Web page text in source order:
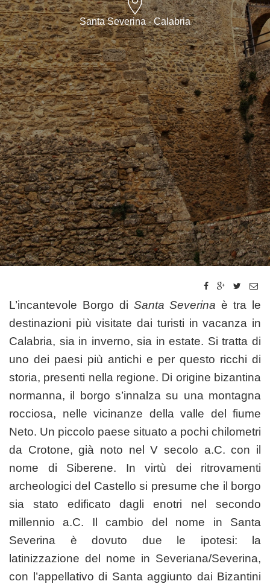
Santa Severina - Calabria
L’incantevole Borgo di Santa Severina è tra le
destinazioni più visitate dai turisti in vacanza in
Calabria, sia in inverno, sia in estate. Si tratta di
uno dei paesi più antichi e per questo ricchi di
storia, presenti nella regione. Di origine bizantina
normanna, il borgo s’innalza su una montagna
rocciosa, nelle vicinanze della valle del fiume
Neto. Un piccolo paese situato a pochi chilometri
da Crotone, già noto nel V secolo a.C. con il
nome di Siberene. In virtù dei ritrovamenti
archeologici del Castello si presume che il borgo
sia stato edificato dagli enotri nel secondo
millennio a.C. Il cambio del nome in Santa
Severina è dovuto due le ipotesi: la
latinizzazione del nome in Severiana/Severina,
con l’appellativo di Santa aggiunto dai Bizantini